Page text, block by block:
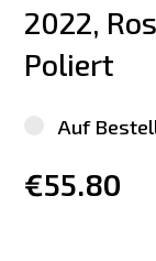
2022,
Poliert
Auf
€55.80